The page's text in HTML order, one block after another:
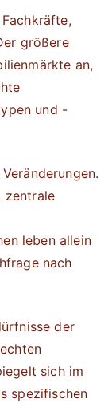
größere
an,
und -
zentrale
leben allein
nach
der
sich im
spezifischen